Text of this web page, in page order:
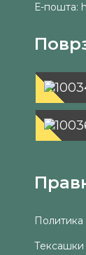
Е-пошта:
Политика